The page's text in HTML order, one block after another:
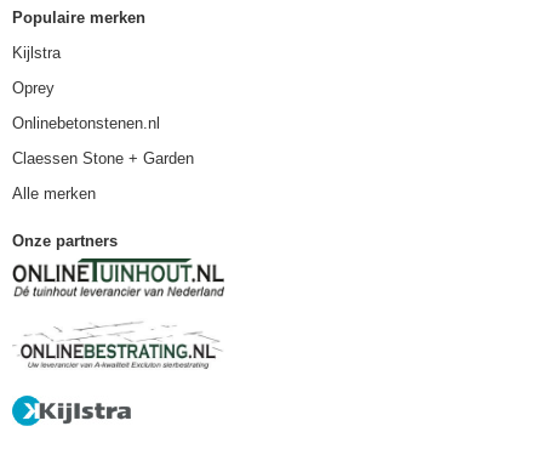
Populaire merken
Kijlstra
Oprey
Onlinebetonstenen.nl
Claessen Stone + Garden
Alle merken
Onze partners